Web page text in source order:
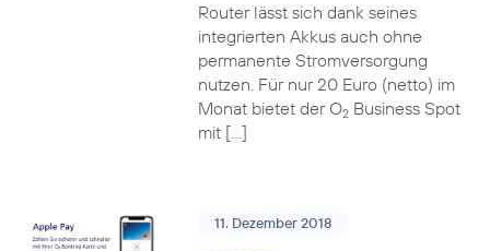
Router lässt sich dank seines
integrierten Akkus auch ohne
permanente Stromversorgung
nutzen. Für nur 20 Euro (netto) im
Monat bietet der O2Business Spot
mit […]
11. Dezember 2018